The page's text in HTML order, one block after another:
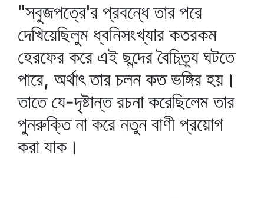
"সবুজপত্রে'র প্রবন্ধে তার পরে
দেখিয়েছিলুম ধ্বনিসংখ্যার কতরকম
হেরফের করে এই ছন্দের বৈচিত্র্য ঘটতে
পারে, অর্থাৎ তার চলন কত ভঙ্গির হয়।
তাতে যে-দৃষ্টান্ত রচনা করেছিলেম তার
পুনরুক্তি না করে নতুন বাণী প্রয়োগ
করা যাক।